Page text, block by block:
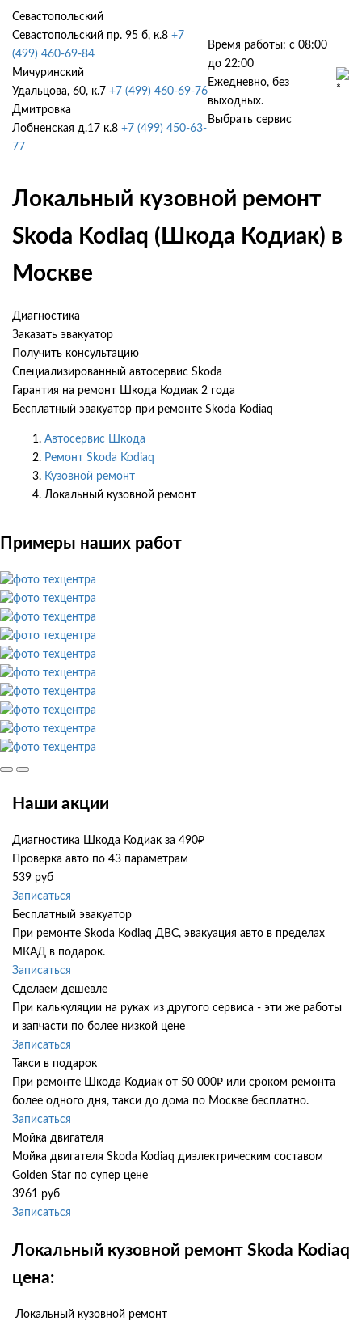
Севастопольский
Севастопольский пр. 95 б, к.8 +7
(499) 460-69-84
Мичуринский
Удальцова, 60, к.7 +7 (499) 460-69-76
Дмитровка
Лобненская д.17 к.8 +7 (499) 450-63-
77
Время работы: с 08:00
до 22:00
Ежедневно, без
выходных.
Выбрать сервис
Локальный кузовной ремонт
Skoda Kodiaq (Шкода Кодиак) в
Москве
Диагностика
Заказать эвакуатор
Получить консультацию
Специализированный автосервис Skoda
Гарантия на ремонт Шкода Кодиак 2 года
Бесплатный эвакуатор при ремонте Skoda Kodiaq
Автосервис Шкода
Ремонт Skoda Kodiaq
Кузовной ремонт
Локальный кузовной ремонт
Примеры наших работ
Наши акции
Диагностика Шкода Кодиак за 490₽
Проверка авто по 43 параметрам
539 руб
Записаться
Бесплатный эвакуатор
При ремонте Skoda Kodiaq ДВС, эвакуация авто в пределах
МКАД в подарок.
Записаться
Сделаем дешевле
При калькуляции на руках из другого сервиса - эти же работы
и запчасти по более низкой цене
Записаться
Такси в подарок
При ремонте Шкода Кодиак от 50 000₽ или сроком ремонта
более одного дня, такси до дома по Москве бесплатно.
Записаться
Мойка двигателя
Мойка двигателя Skoda Kodiaq диэлектрическим составом
Golden Star по супер цене
3961 руб
Записаться
Локальный кузовной ремонт Skoda Kodiaq
цена:
Локальный кузовной ремонт